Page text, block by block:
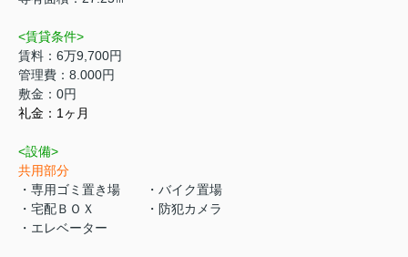
<賃貸条件>
賃料：6万9,700円
管理費：8.000円
敷金：0円
礼金：1ヶ月
<設備>
共用部分
・専用ゴミ置き場 ・バイク置場
・宅配ＢＯＸ ・防犯カメラ
・エレベーター